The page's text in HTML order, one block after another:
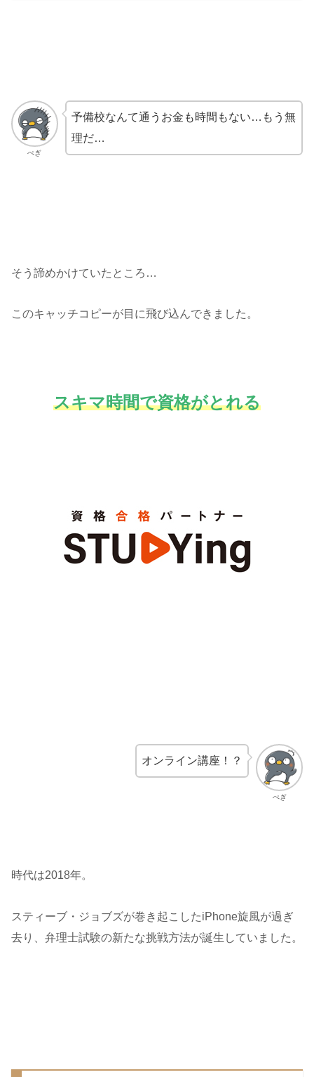
ぺぎ
予備校なんて通うお金も時間もない…もう無
理だ…
そう諦めかけていたところ…
このキャッチコピーが目に飛び込んできました。
スキマ時間で資格がとれる
ぺぎ
オンライン講座！？
時代は2018年。
スティーブ・ジョブズが巻き起こしたiPhone旋風が過ぎ
去り、弁理士試験の新たな挑戦方法が誕生していました。